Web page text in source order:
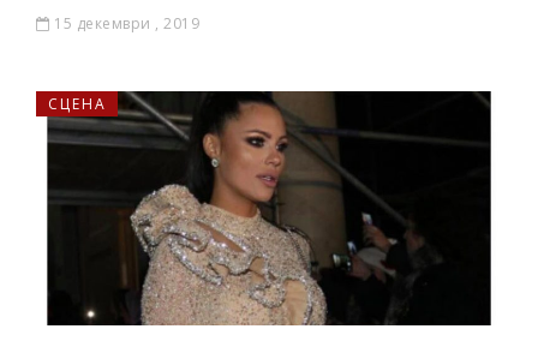
15 декември , 2019
СЦЕНА